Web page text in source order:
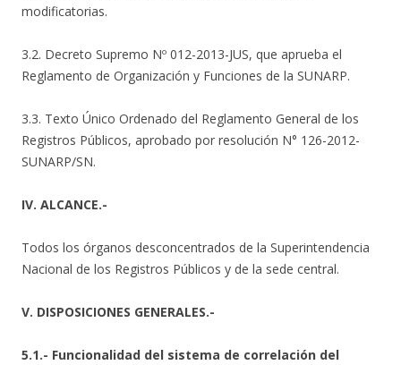
modificatorias.
3.2. Decreto Supremo Nº 012-2013-JUS, que aprueba el
Reglamento de Organización y Funciones de la SUNARP.
3.3. Texto Único Ordenado del Reglamento General de los
Registros Públicos, aprobado por resolución N° 126-2012-
SUNARP/SN.
IV. ALCANCE.-
Todos los órganos desconcentrados de la Superintendencia
Nacional de los Registros Públicos y de la sede central.
V. DISPOSICIONES GENERALES.-
5.1.- Funcionalidad del sistema de correlación del